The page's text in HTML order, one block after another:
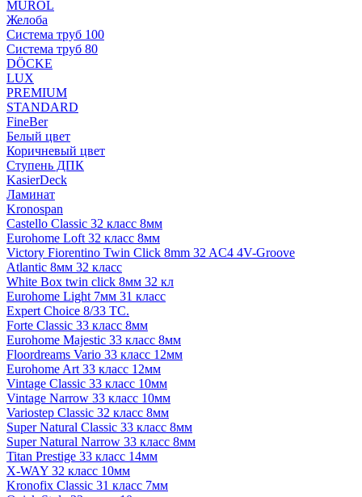
MUROL
Желоба
Система труб 100
Система труб 80
DÖCKE
LUX
PREMIUM
STANDARD
FineBer
Белый цвет
Коричневый цвет
Ступень ДПК
KasierDeck
Ламинат
Kronospan
Castello Classic 32 класс 8мм
Eurohome Loft 32 класс 8мм
Victory Fiorentino Twin Click 8mm 32 AC4 4V-Groove
Atlantic 8мм 32 класс
White Box twin click 8мм 32 кл
Eurohome Light 7мм 31 класс
Expert Choice 8/33 TC.
Forte Classic 33 класс 8мм
Eurohome Majestic 33 класс 8мм
Floordreams Vario 33 класс 12мм
Eurohome Art 33 класс 12мм
Vintage Classic 33 класс 10мм
Vintage Narrow 33 класс 10мм
Variostep Classic 32 класс 8мм
Super Natural Classic 33 класс 8мм
Super Natural Narrow 33 класс 8мм
Titan Prestige 33 класс 14мм
X-WAY 32 класс 10мм
Kronofix Classic 31 класс 7мм